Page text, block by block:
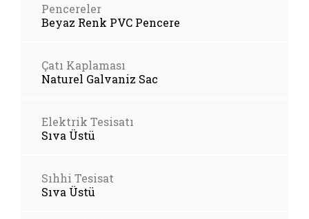
Pencereler
Beyaz Renk PVC Pencere
Çatı Kaplaması
Naturel Galvaniz Sac
Elektrik Tesisatı
Sıva Üstü
Sıhhi Tesisat
Sıva Üstü